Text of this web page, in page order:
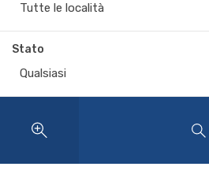
Tutte le località
Stato
Qualsiasi